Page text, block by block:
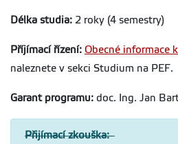
Délka studia: 2 roky (4 semestry)
Příjímací řízení: Obecné informace
naleznete v sekci Studium na PEF.
Garant programu: doc. Ing. Jan
Přijímací zkouška: